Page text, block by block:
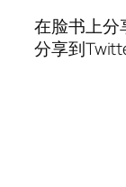
在脸书上分
分享到